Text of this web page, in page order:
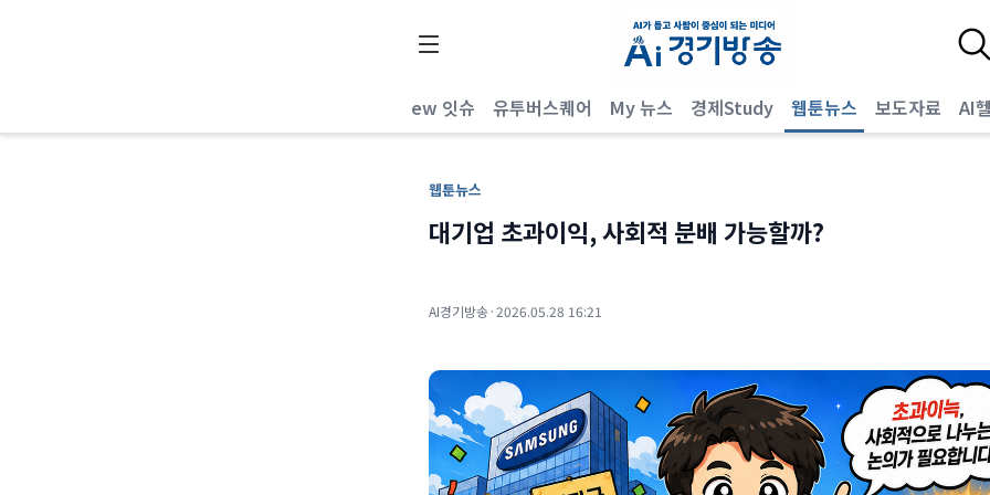
New 잇슈 유투버스퀘어 My 뉴스 경제Study 웹툰뉴스 보도자료 AI
웹툰뉴스
대기업 초과이익, 사회적 분배 가능할까?
AI경기방송·2026.05.28 16:21